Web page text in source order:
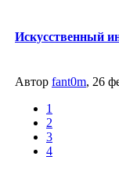
Искусственный
Автор fant0m, 26
1
2
3
4